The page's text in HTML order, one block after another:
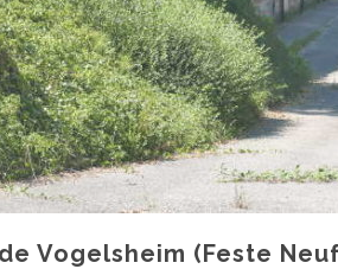
Vogelsheim (Feste